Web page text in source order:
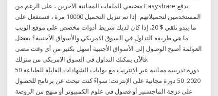
مضيفي الملفات المجانية الآخرين ، على الرغم من Easyshare يدفع
المستخدمين لتحميلاتهم. إذا تم تنزيل التحميل 10000 مرة ، فستفعل على
ما يبدو تلقي $ 20. إذا كان لديك شريط أدوات مخصص على موقع الويب
ما هي طريقة التداول في السوق الامريكي والأسواق الأجنبية؟ بفضل
العولمة أصبح الوصول إلى الأسواق الأجنبية أسهل بكثير من أي وقت مضى
فالآن يمكنك التداول في السوق الامريكي من منزلك.
50 دورة تدريبية مجانية عبر الإنترنت مع بوابات الشهادات القابلة للطباعة
2020. 50 دورة مجانية على الإنترنت: سواءً كنت تبحث عن برنامج للحصول
على درجة الماجستير أو فصول في علوم الكمبيوتر أو منهج من الروضة